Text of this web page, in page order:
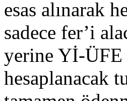
esas alınarak
sadece fer’i
yerine Yİ-ÜFE
hesaplanacak